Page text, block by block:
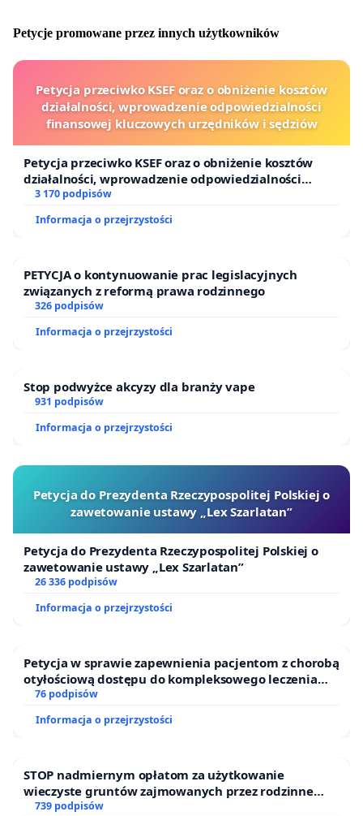
sprawiedliwość.
Pan Pawlak powołując się na art. 48 Konstytucji RP:
własnymi przekonaniami. Wychowanie to powinno
uwzględniać stopień dojrzałości dziecka, a także
wolność jego sumienia i wyznania oraz jego
przekonania”, umyślnie chyba zapomina o drugim
zdaniu tego artykułu: „wychowanie dzieci nie może
ograniczać ich wolności sumienia ani pozbawiać szansy
na uformowanie swoich własnych przekonań”.
Kawaler Orderu Uśmiechu.
Odznaczona medalem "Infantis Dignitatis Defensori".
W latach 2010-2018 społeczny doradca Rzecznika Praw
Dziecka Marka Michalaka
Petycje promowane przez innych użytkowników
Petycja przeciwko KSEF oraz o obniżenie kosztów
działalności, wprowadzenie odpowiedzialności
finansowej kluczowych urzędników i sędziów
Petycja przeciwko KSEF oraz o obniżenie kosztów
działalności, wprowadzenie odpowiedzialności
finansowej kluczowych urzędników i sędziów
3 170 podpisów
Informacja o przejrzystości
PETYCJA o kontynuowanie prac legislacyjnych
związanych z reformą prawa rodzinnego
326 podpisów
Informacja o przejrzystości
Stop podwyżce akcyzy dla branży vape
931 podpisów
Informacja o przejrzystości
Petycja do Prezydenta Rzeczypospolitej Polskiej o
zawetowanie ustawy „Lex Szarlatan”
Petycja do Prezydenta Rzeczypospolitej Polskiej o
zawetowanie ustawy „Lex Szarlatan”
26 336 podpisów
Informacja o przejrzystości
Petycja w sprawie zapewnienia pacjentom z chorobą
otyłościową dostępu do kompleksowego leczenia
oraz programów profilaktycznych.
76 podpisów
Informacja o przejrzystości
STOP nadmiernym opłatom za użytkowanie
wieczyste gruntów zajmowanych przez rodzinne
ogrody działkowe.
739 podpisów